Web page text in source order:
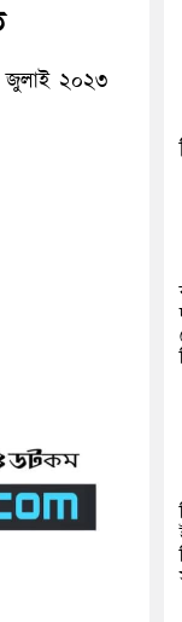
জুলাই ২০২৩